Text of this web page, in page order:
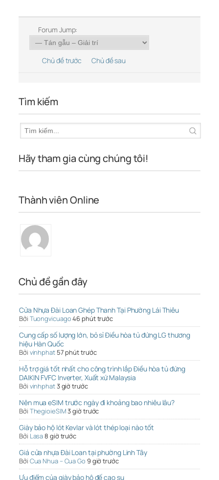
Forum Jump:
Chủ đề trước Chủ đề sau
Tìm kiếm
Hãy tham gia cùng chúng tôi!
Thành viên Online
Chủ đề gần đây
Cửa Nhựa Đài Loan Ghép Thanh Tại Phường Lái Thiêu
Bởi Tuongvicuago46 phút trước
Cung cấp số lượng lớn, bỏ sỉ Điều hòa tủ đứng LG thương
hiệu Hàn Quốc
Bởi vinhphat 57 phút trước
Hỗ trợ giá tốt nhất cho công trình lắp Điều hòa tủ đứng
DAIKIN FVFC Inverter, Xuất xứ Malaysia
Bởi vinhphat3 giờ trước
Nên mua eSIM trước ngày đi khoảng bao nhiêu lâu?
Bởi ThegioieSIM3 giờ trước
Giày bảo hộ lót Kevlar và lót thép loại nào tốt
Bởi Lasa8 giờ trước
Giá cửa nhựa Đài Loan tại phường Linh Tây
Bởi Cua Nhua – Cua Go 9 giờ trước
Ưu điểm của giày bảo hộ đế cao su